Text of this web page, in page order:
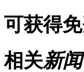
可获得
相关新闻